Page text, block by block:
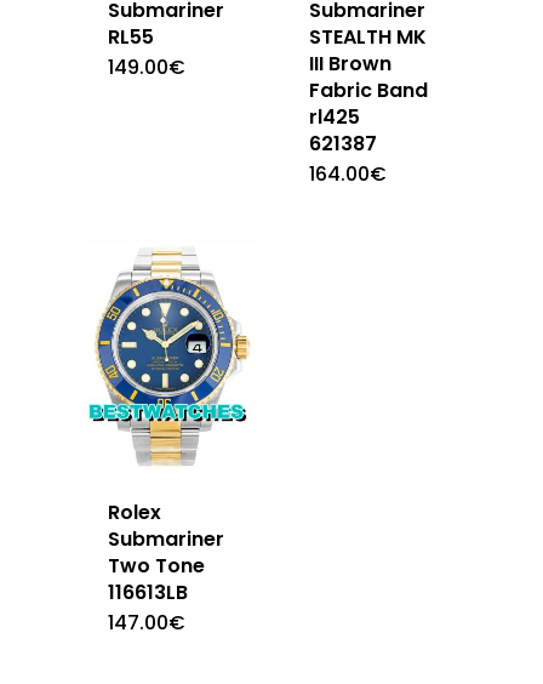
Submariner
RL55
149.00€
Submariner
STEALTH MK
III Brown
Fabric Band
rl425
621387
164.00€
Rolex
Submariner
Two Tone
116613LB
147.00€